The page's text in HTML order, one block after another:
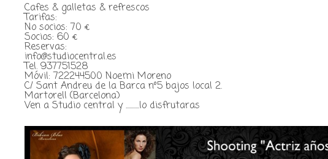
Cafes & galletas & refrescos
Tarifas:
No socios: 70 €
Socios: 60 €
Reservas:
info@studiocentral.es
Tel. 937751528
Móvil: 722244500 Noemi Moreno
C/ Sant Andreu de la Barca nº5 bajos local 2.
Martorell (Barcelona)
Ven a Studio central y ...........lo disfrutaras